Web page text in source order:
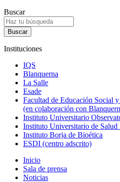
Buscar
Instituciones
IQS
Blanquerna
La Salle
Esade
Facultad de Educación Social
(en colaboración con
Instituto Universitario
Instituto Universitario de
Instituto Borja de Bioética
ESDI (centro adscrito)
Inicio
Sala de prensa
Noticias